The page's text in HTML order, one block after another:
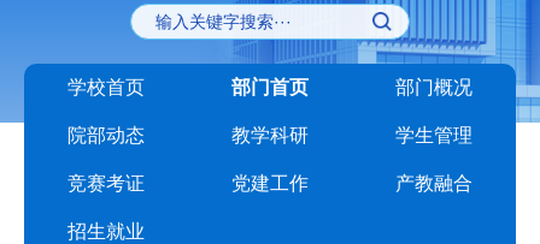
学校首页 部门首页 部门概况
院部动态 教学科研 学生管理
竞赛考证 党建工作 产教融合
招生就业